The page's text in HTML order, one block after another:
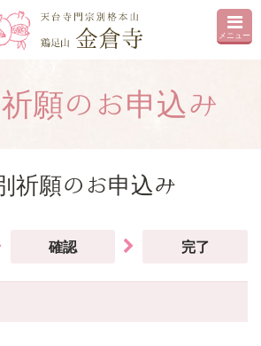
メニュー
願のお申込み
祈願のお申込み
確認 完了